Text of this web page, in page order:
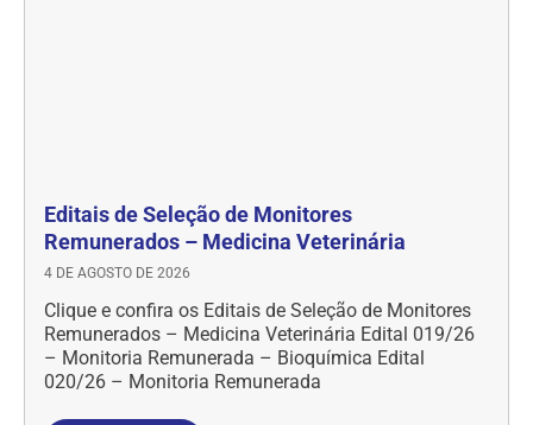
Editais de Seleção de Monitores
Remunerados – Medicina Veterinária
4 DE AGOSTO DE 2026
Clique e confira os Editais de Seleção de Monitores
Remunerados – Medicina Veterinária Edital 019/26
– Monitoria Remunerada – Bioquímica Edital
020/26 – Monitoria Remunerada